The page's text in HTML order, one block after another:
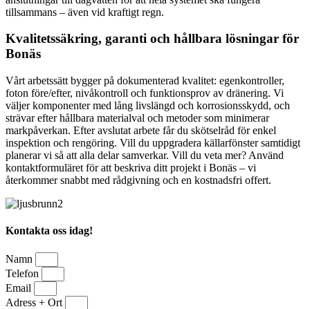
tillsammans – även vid kraftigt regn.
Kvalitetssäkring, garanti och hållbara lösningar för
Bonäs
Vårt arbetssätt bygger på dokumenterad kvalitet: egenkontroller,
foton före/efter, nivåkontroll och funktionsprov av dränering. Vi
väljer komponenter med lång livslängd och korrosionsskydd, och
strävar efter hållbara materialval och metoder som minimerar
markpåverkan. Efter avslutat arbete får du skötselråd för enkel
inspektion och rengöring. Vill du uppgradera källarfönster samtidigt
planerar vi så att alla delar samverkar. Vill du veta mer? Använd
kontaktformuläret för att beskriva ditt projekt i Bonäs – vi
återkommer snabbt med rådgivning och en kostnadsfri offert.
Kontakta oss idag!
Namn
Telefon
Email
Adress + Ort